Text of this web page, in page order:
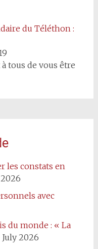
du Téléthon :
tous de vous être
les constats en
avec
du monde : « La
July 2026